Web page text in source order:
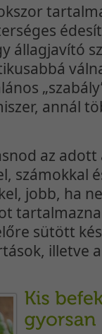
állagjavító
annál
az
számokkal
jobb, ha
sütött
illetve